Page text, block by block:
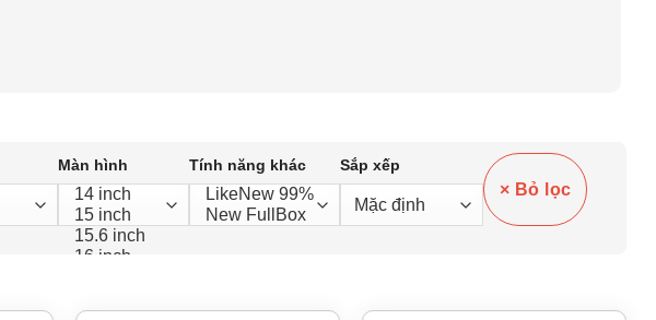
Màn hình Tính năng khác Sắp xếp
× Bỏ lọc